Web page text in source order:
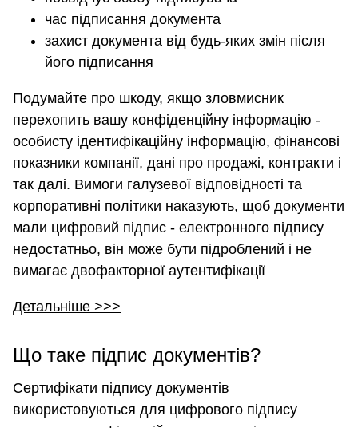
час підписання документа
захист документа від будь-яких змін після
його підписання
Подумайте про шкоду, якщо зловмисник
перехопить вашу конфіденційну інформацію -
особисту ідентифікаційну інформацію, фінансові
показники компанії, дані про продажі, контракти і
так далі. Вимоги галузевої відповідності та
корпоративні політики наказують, щоб документи
мали цифровий підпис - електронного підпису
недостатньо, він може бути підроблений і не
вимагає двофакторної аутентифікації
Детальніше >>>
Що таке підпис документів?
Сертифікати підпису документів
використовуються для цифрового підпису